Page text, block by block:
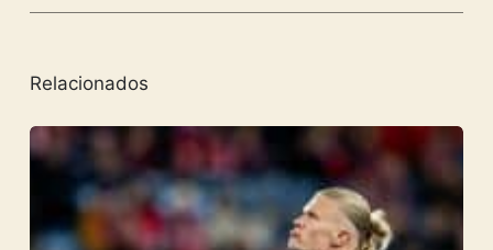
Relacionados